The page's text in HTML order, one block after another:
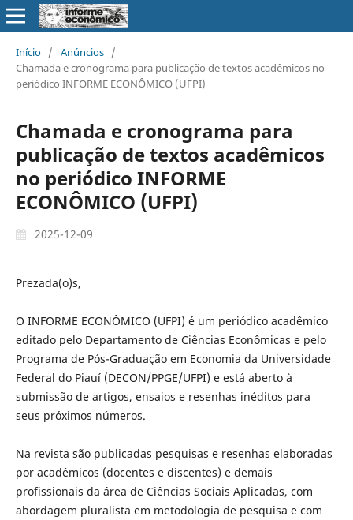
Início / Anúncios /
Chamada e cronograma para publicação de textos acadêmicos no
periódico INFORME ECONÔMICO (UFPI)
Chamada e cronograma para
publicação de textos acadêmicos
no periódico INFORME
ECONÔMICO (UFPI)
2025-12-09
Prezada(o)s,
O INFORME ECONÔMICO (UFPI) é um periódico acadêmico
editado pelo Departamento de Ciências Econômicas e pelo
Programa de Pós-Graduação em Economia da Universidade
Federal do Piauí (DECON/PPGE/UFPI) e está aberto à
submissão de artigos, ensaios e resenhas inéditos para
seus próximos números.
Na revista são publicadas pesquisas e resenhas elaboradas
por acadêmicos (docentes e discentes) e demais
profissionais da área de Ciências Sociais Aplicadas, com
abordagem pluralista em metodologia de pesquisa e com